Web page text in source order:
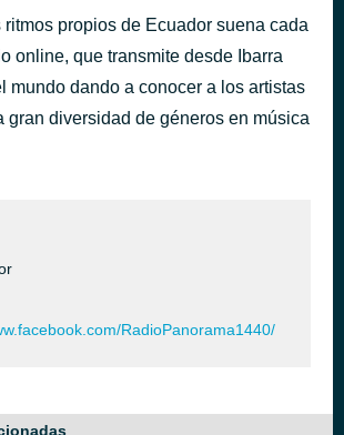
ritmos propios de Ecuador suena cada
online, que transmite desde Ibarra
mundo dando a conocer a los artistas
gran diversidad de géneros en música
RadioPanorama1440/